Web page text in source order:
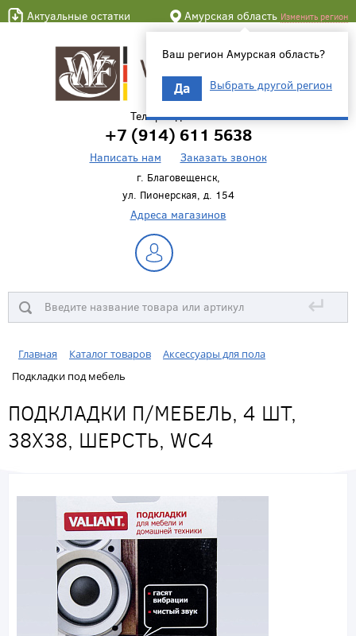
Актуальные остатки Амурская область Изменить регион
Ваш регион Амурская область?
Да Выбрать другой регион
Телефон для связи
+7 (914) 611 5638
Написать нам Заказать звонок
г. Благовещенск,
ул. Пионерская, д. 154
Адреса магазинов
↵
Главная Каталог товаров
Аксессуары для пола
Подкладки под мебель
ПОДКЛАДКИ П/МЕБЕЛЬ, 4 ШТ,
38Х38, ШЕРСТЬ, WC4